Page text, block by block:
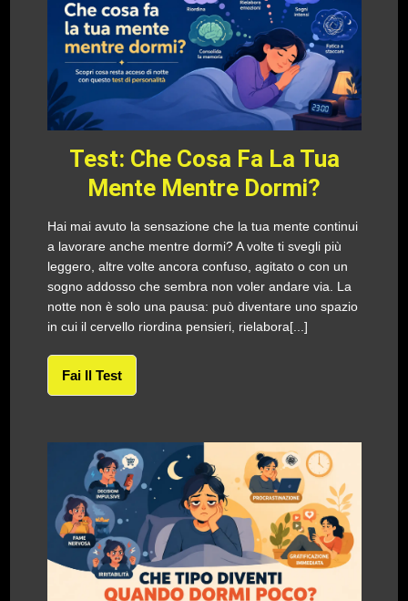
Test: Che Cosa Fa La Tua
Mente Mentre Dormi?
Hai mai avuto la sensazione che la tua mente continui
a lavorare anche mentre dormi? A volte ti svegli più
leggero, altre volte ancora confuso, agitato o con un
sogno addosso che sembra non voler andare via. La
notte non è solo una pausa: può diventare uno spazio
in cui il cervello riordina pensieri, rielabora[...]
Fai Il Test